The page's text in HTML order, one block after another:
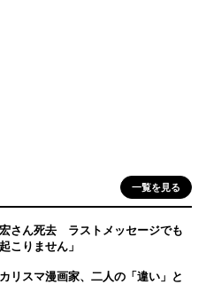
一覧を見る
さん死去 ラストメッセージでも
こりません」
スマ漫画家、二人の「違い」と